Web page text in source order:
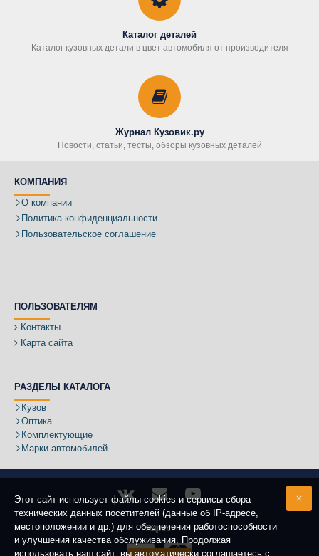
Каталог деталей
Каталог кузовных детали в цвет автомобиля от производителя
Журнал Кузовик.ру
Новости, статьи, тесты, обзоры кузовных деталей
КОМПАНИЯ
О компании
Политика конфиденциальности
Пользовательское соглашение
ПОЛЬЗОВАТЕЛЯМ
Контакты
Карта сайта
РАЗДЕЛЫ КАТАЛОГА
Кузов
Оптика
Комплектующие
Марки автомобилей
Адрес:
Этот сайт использует файлы cookies и сервисы сбора
технических данных посетителей (данные об IP-адресе,
местоположении и др.) для обеспечения работоспособности
и улучшения качества обслуживания. Продолжая
использовать наш сайт, вы автоматически соглашаетесь с